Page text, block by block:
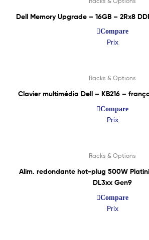
Dell Memory Upgrade – 16GB – 2Rx8
Compare
Prix
Racks & Options
Clavier multimédia Dell – KB216 –
Compare
Prix
Racks & Options
Alim. redondante hot-plug 500W
DL3xx Gen9
Compare
Prix